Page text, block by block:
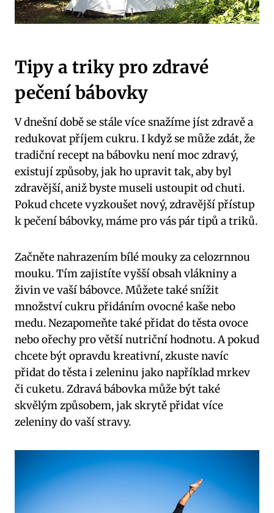
Tipy a triky pro zdravé
pečení bábovky
V dnešní době se stále více snažíme jíst zdravě a
redukovat příjem cukru. I když se může zdát, že
tradiční recept na bábovku není moc zdravý,
existují způsoby, jak ho upravit tak, aby byl
zdravější, aniž byste museli ustoupit od chuti.
Pokud chcete vyzkoušet nový, zdravější přístup
k pečení bábovky, máme pro vás pár tipů a triků.
Začněte nahrazením bílé mouky za celozrnnou
mouku. Tím zajistíte vyšší obsah vlákniny a
živin ve vaší bábovce. Můžete také snížit
množství cukru přidáním ovocné kaše nebo
medu. Nezapomeňte také přidat do těsta ovoce
nebo ořechy pro větší nutriční hodnotu. A pokud
chcete být opravdu kreativní, zkuste navíc
přidat do těsta i zeleninu jako například mrkev
či cuketu. Zdravá bábovka může být také
skvělým způsobem, jak skrytě přidat více
zeleniny do vaší stravy.